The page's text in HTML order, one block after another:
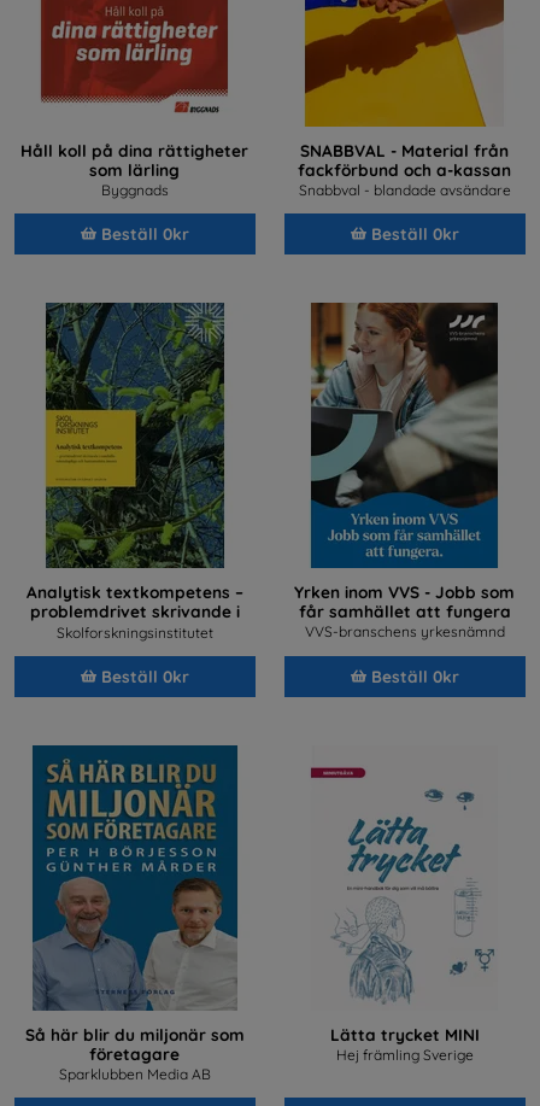
Håll koll på dina rättigheter
som lärling
Byggnads
Beställ 0kr
SNABBVAL - Material från
fackförbund och a-kassan
Snabbval - blandade avsändare
Beställ 0kr
Analytisk textkompetens –
problemdrivet skrivande i
samhällsvetenskapliga och
Skolforskningsinstitutet
Beställ 0kr
Yrken inom VVS - Jobb som
får samhället att fungera
VVS-branschens yrkesnämnd
Beställ 0kr
Så här blir du miljonär som
företagare
Sparklubben Media AB
Lätta trycket MINI
Hej främling Sverige